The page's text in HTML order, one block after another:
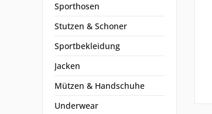
Sporthosen
Stutzen & Schoner
Sportbekleidung
Jacken
Mützen & Handschuhe
Underwear